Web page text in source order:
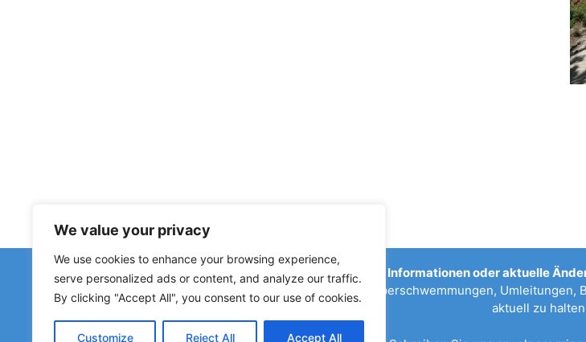
We value your privacy
We use cookies to enhance your browsing experience,
serve personalized ads or content, and analyze our traffic.
By clicking "Accept All", you consent to our use of cookies.
Customize Reject All Accept All
Haben Sie falsche Informationen oder aktuelle
Hinweise zu geschlossenen Herbergen, Überschwemmungen,
aktuell zu